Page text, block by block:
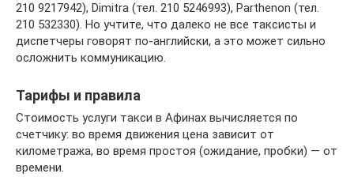
210 9217942), Dimitra (тел. 210 5246993), Parthenon (тел.
210 532330). Но учтите, что далеко не все таксисты и
диспетчеры говорят по-английски, а это может сильно
осложнить коммуникацию.
Тарифы и правила
Стоимость услуги такси в Афинах вычисляется по
счетчику: во время движения цена зависит от
километража, во время простоя (ожидание, пробки) — от
времени.